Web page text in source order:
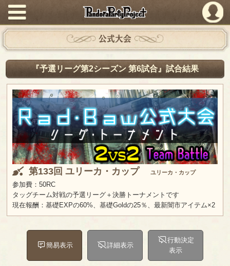
PandoraPartyProject
公式大会
『予選リーグ第2シーズン 第6試合』試合結果
第133回 ユリーカ・カップ ユリーカ・カップ
参加費：50RC
タッグチーム対戦の予選リーグ＋決勝トーナメントです
現在報酬：基礎EXPの60%、基礎Goldの25％、最新闇市アイテム×2
簡易表示 詳細表示
行動決定
表示